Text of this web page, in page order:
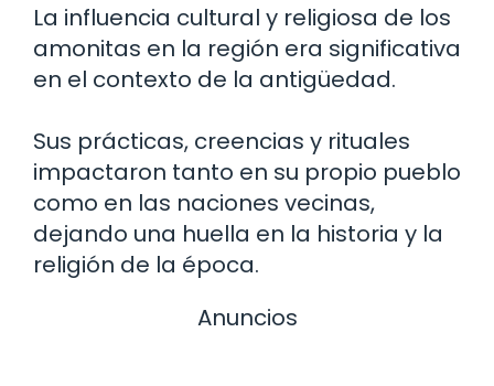
La influencia cultural y religiosa de los
amonitas en la región era significativa
en el contexto de la antigüedad.
Sus prácticas, creencias y rituales
impactaron tanto en su propio pueblo
como en las naciones vecinas,
dejando una huella en la historia y la
religión de la época.
Anuncios